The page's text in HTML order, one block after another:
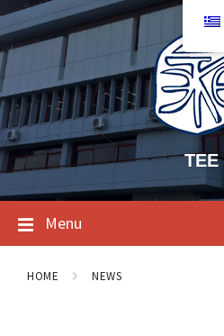
ΤΕΕ
Menu
HOME NEWS